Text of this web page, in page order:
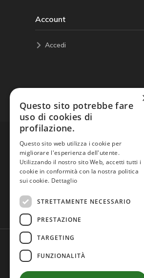
Account
Accedi
Questo sito potrebbe fare
uso di cookies di
profilazione.
Questo sito web utilizza i cookie per
migliorare l'esperienza dell'utente.
Utilizzando il nostro sito Web, accetti tutti i
cookie in conformità con la nostra politica
sui cookie. Dettaglio
STRETTAMENTE NECESSARIO
PRESTAZIONE
TARGETING
FUNZIONALITÀ